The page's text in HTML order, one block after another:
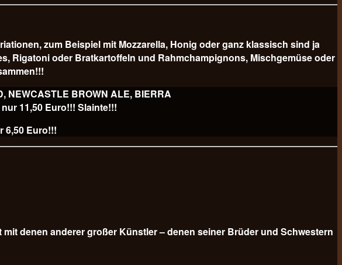
zum Beispiel mit Mozzarella, Honig oder ganz klassisch sind ja
Rigatoni oder Bratkartoffeln und Rahmchampignons, Mischgemüse oder
NEWCASTLE BROWN ALE, BIERRA
11,50 Euro!!! Slainte!!!
6,50 Euro!!!
denen anderer großer Künstler – denen seiner Brüder und Schwestern